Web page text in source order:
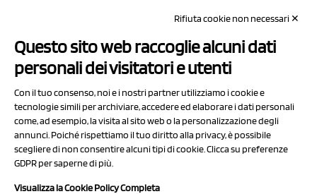
Capitale sociale Euro 50.000,00 i.v.
Contatti
Privacy Policy
Cookie Policy
Chi Siamo
Rifiuta cookie non necessari ✕
Questo sito web raccoglie alcuni dati
personali dei visitatori e utenti
Con il tuo consenso, noi e i nostri partner utilizziamo i cookie e
tecnologie simili per archiviare, accedere ed elaborare i dati personali
come, ad esempio, la visita al sito web o la personalizzazione degli
annunci. Poiché rispettiamo il tuo diritto alla privacy, è possibile
scegliere di non consentire alcuni tipi di cookie. Clicca su preferenze
GDPR per saperne di più.
Visualizza la Cookie Policy Completa